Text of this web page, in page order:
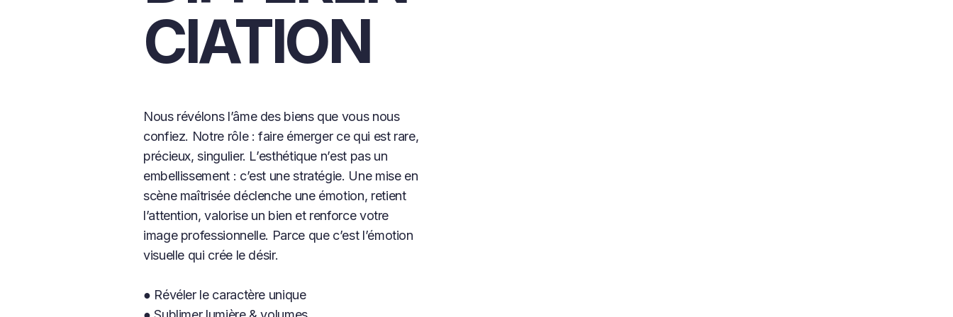
CIATION
Nous révélons l’âme des biens que vous nous
confiez. Notre rôle : faire émerger ce qui est rare,
précieux, singulier. L’esthétique n’est pas un
embellissement : c’est une stratégie. Une mise en
scène maîtrisée déclenche une émotion, retient
l’attention, valorise un bien et renforce votre
image professionnelle. Parce que c’est l’émotion
visuelle qui crée le désir.
● Révéler le caractère unique